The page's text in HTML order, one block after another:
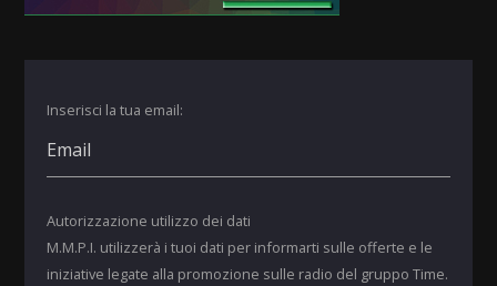
Inserisci la tua email:
Autorizzazione utilizzo dei dati
M.M.P.I. utilizzerà i tuoi dati per informarti sulle offerte e le
iniziative legate alla promozione sulle radio del gruppo Time.